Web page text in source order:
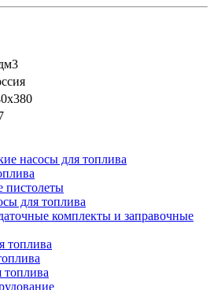
насосы для топлива
пистолеты
для топлива
комплекты и заправочные
топлива
топлива